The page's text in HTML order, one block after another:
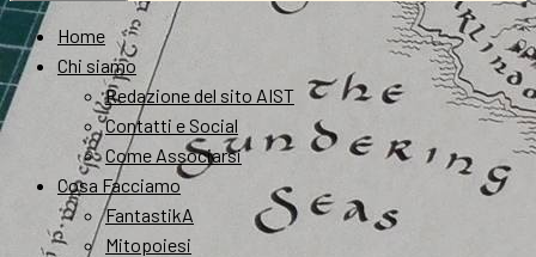
Home
Chi siamo
Redazione del sito AIST
Contatti e Social
Come Associarsi
Cosa Facciamo
FantastikA
Mitopoiesi